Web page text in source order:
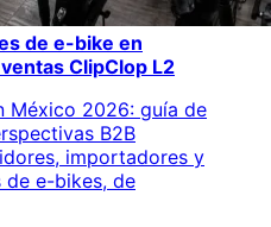
de e-bike en
ClipClop L2
México 2026: guía de
B2B
importadores y
e-bikes, de